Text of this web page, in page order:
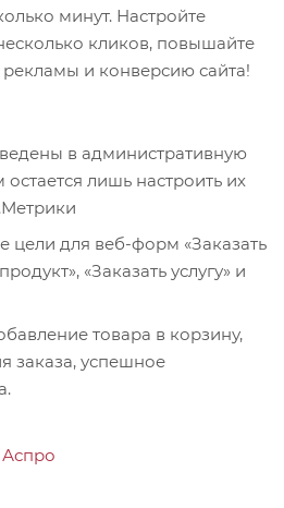
минут. Настройте
кликов, повышайте
и конверсию сайта!
в административную
лишь настроить их
цели для веб-форм «Заказать
«Заказать услугу» и
товара в корзину,
заказа, успешное